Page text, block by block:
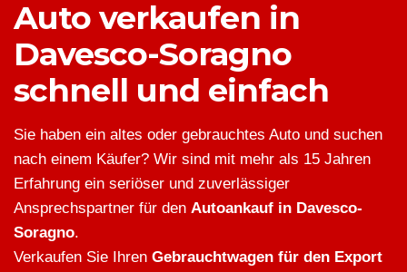
Auto verkaufen in
Davesco-Soragno
schnell und einfach
Sie haben ein altes oder gebrauchtes Auto und suchen
nach einem Käufer? Wir sind mit mehr als 15 Jahren
Erfahrung ein seriöser und zuverlässiger
Ansprechspartner für den Autoankauf in Davesco-
Soragno.
Verkaufen Sie Ihren Gebrauchtwagen für den Export